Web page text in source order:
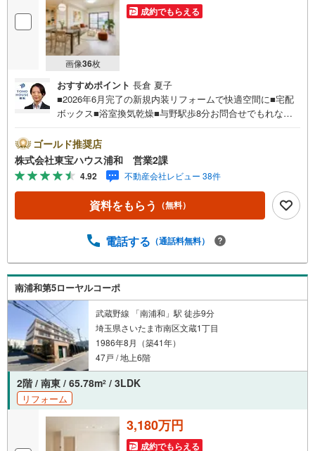
画像36枚
成約でもらえる
おすすめポイント 長倉 夏子
■2026年6月完了の新規内装リフォームで快適空間に■宅配
ボックス■浴室換気乾燥■与野駅歩8分お問合せでもれなく
（年中無休）こちらの時間帯はお電話でのお問い合わせが
スムーズにご案内できますぜひお気軽にご連絡下さい！東
宝ハウスライフソリューションズグループ 東宝ハウス浦
和 特別提携金利〔一例〕東宝ハウス浦和の住宅ローン■変
動金利全期間引下げプラン⇒住宅ローン金利優遇割の最大
適用《0.89％》と某信用金庫金利1.275％の比較借入金4000
実行分まで（審査・要件があります）◇TOHO HOUSE CL
が直接ご対応ライフプランニング、かけつけサポート、Clu
b Offプレミアムなど多彩なサービスがございます
ゴールド推奨店
株式会社東宝ハウス浦和 営業2課
4.92 不動産会社レビュー 38件
資料をもらう （無料）
電話する （通話料無料）
南浦和第5ローヤルコーポ
武蔵野線 「南浦和」駅 徒歩9分
埼玉県さいたま市南区文蔵1丁目
1986年8月（築41年）
47戸 / 地上6階
2階 / 南東 / 65.78m2 / 3LDK
リフォーム
3,180万円
成約でもらえる